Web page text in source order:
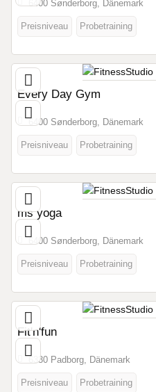
6400 Sønderborg, Dänemark
Preisniveau Probetraining
Every Day Gym
6400 Sønderborg, Dänemark
Preisniveau Probetraining
ms yoga
6400 Sønderborg, Dänemark
Preisniveau Probetraining
Fit'n'fun
6330 Padborg, Dänemark
Preisniveau Probetraining